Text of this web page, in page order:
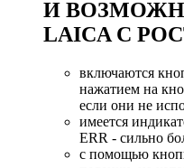
И
LAICA С
включаются
нажатием на
если они не
имеется
ERR - сильно
с помощью